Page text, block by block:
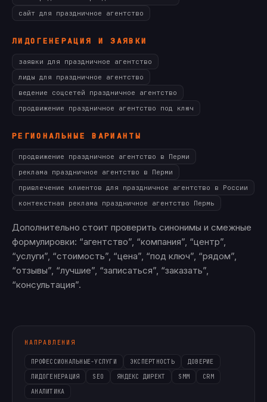
сайт для праздничное агентство
ЛИДОГЕНЕРАЦИЯ И ЗАЯВКИ
заявки для праздничное агентство
лиды для праздничное агентство
ведение соцсетей праздничное агентство
продвижение праздничное агентство под ключ
РЕГИОНАЛЬНЫЕ ВАРИАНТЫ
продвижение праздничное агентство в Перми
реклама праздничное агентство в Перми
привлечение клиентов для праздничное агентство в России
контекстная реклама праздничное агентство Пермь
Дополнительно стоит проверить синонимы и смежные
формулировки: “агентство”, “компания”, “центр”,
“услуги”, “стоимость”, “цена”, “под ключ”, “рядом”,
“отзывы”, “лучшие”, “записаться”, “заказать”,
“консультация”.
НАПРАВЛЕНИЯ
ПРОФЕССИОНАЛЬНЫЕ-УСЛУГИ ЭКСПЕРТНОСТЬ
ДОВЕРИЕ
ЛИДОГЕНЕРАЦИЯ
SEO ЯНДЕКС ДИРЕКТ SMM
CRM
АНАЛИТИКА